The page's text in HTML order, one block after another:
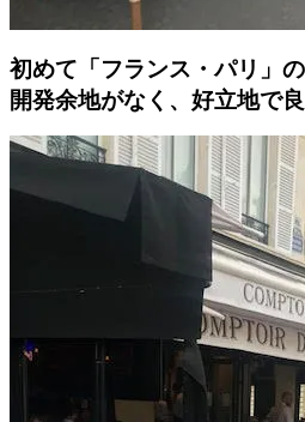
初めて「フランス・パリ」
開発余地がなく、好立地で